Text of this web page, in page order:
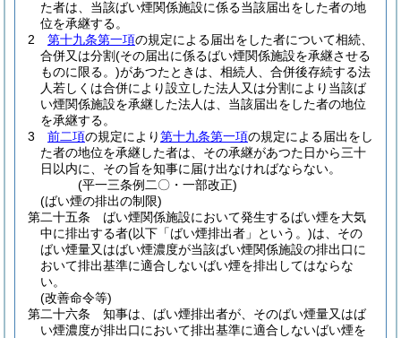
た者は、当該ばい煙関係施設に係る当該届出をした者の地
位を承継する。
2
第十九条第一項の規定による届出をした者について相続、
合併又は分割(その届出に係るばい煙関係施設を承継させる
ものに限る。)があつたときは、相続人、合併後存続する法
人若しくは合併により設立した法人又は分割により当該ば
い煙関係施設を承継した法人は、当該届出をした者の地位
を承継する。
3
前二項の規定により第十九条第一項の規定による届出をし
た者の地位を承継した者は、その承継があつた日から三十
日以内に、その旨を知事に届け出なければならない。
(平一三条例二〇・一部改正)
(ばい煙の排出の制限)
第二十五条
ばい煙関係施設において発生するばい煙を大気
中に排出する者(以下「ばい煙排出者」という。)は、その
ばい煙量又はばい煙濃度が当該ばい煙関係施設の排出口に
おいて排出基準に適合しないばい煙を排出してはならな
い。
(改善命令等)
第二十六条
知事は、ばい煙排出者が、そのばい煙量又はば
い煙濃度が排出口において排出基準に適合しないばい煙を